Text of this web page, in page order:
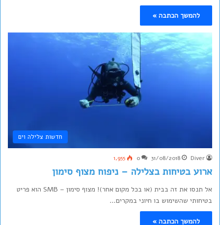
להמשך הכתבה »
חדשות צלילה וים
Diver
31/08/2018
0
1,955
ארוע בטיחות בצלילה – ניפוח מצוף סימון
אל תנסו את זה בבית (או בכל מקום אחר)! מצוף סימון – SMB הוא פריט
בטיחותי שהשימוש בו חיוני במקרים…
להמשך הכתבה »